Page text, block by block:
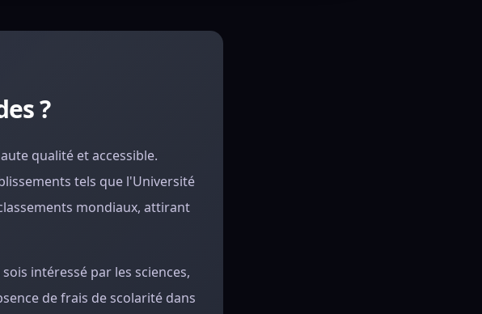
?
qualité et accessible.
tels que l'Université
mondiaux, attirant
intéressé par les sciences,
de frais de scolarité dans